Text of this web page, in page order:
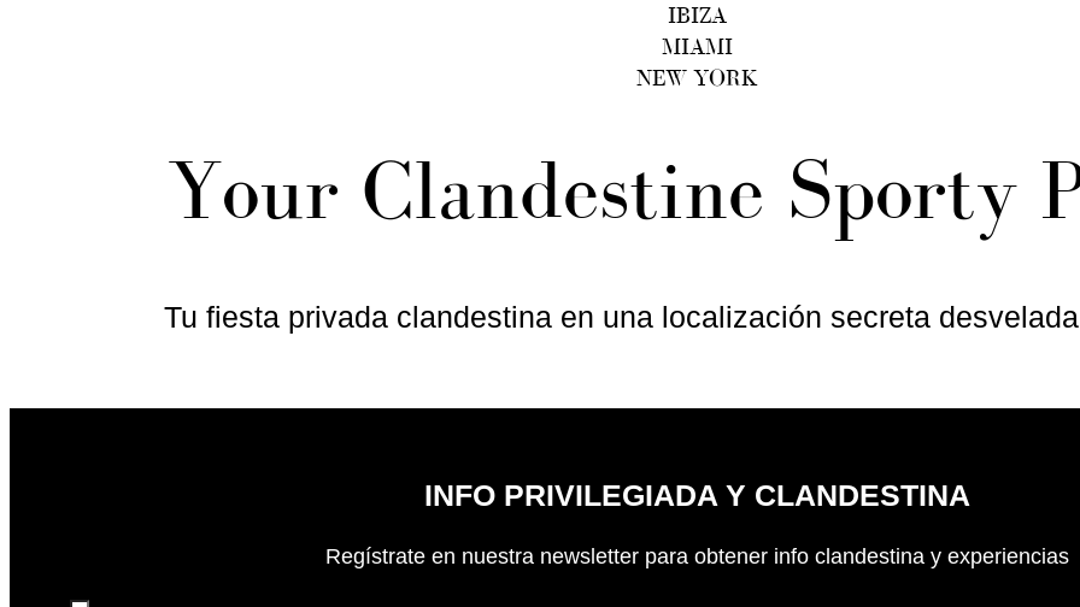
IBIZA
MIAMI
NEW YORK
Your Clandestine Sporty
Tu fiesta privada clandestina en una localización secreta
INFO PRIVILEGIADA Y CLANDESTINA
Regístrate en nuestra newsletter para obtener info clandestina y experiencias